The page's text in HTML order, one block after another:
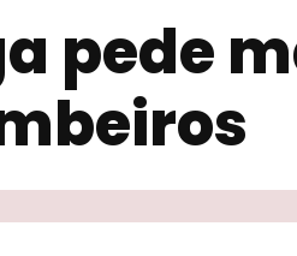
pede